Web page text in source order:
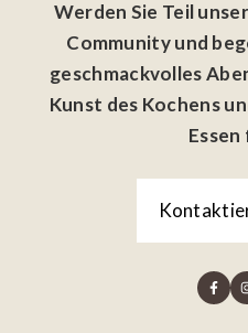
Werden Sie Teil
Community und
geschmackvolles
Kunst des Kochens